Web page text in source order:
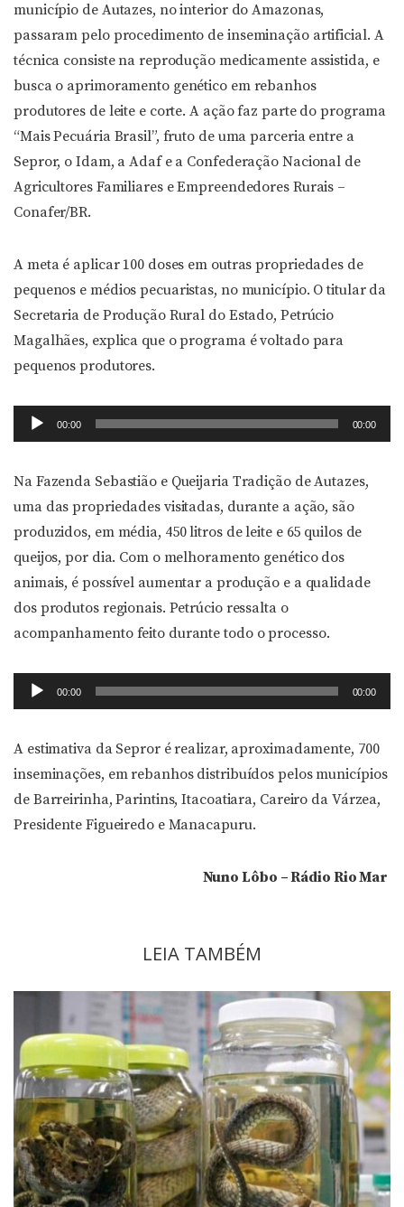
município de Autazes, no interior do Amazonas,
passaram pelo procedimento de inseminação artificial. A
técnica consiste na reprodução medicamente assistida, e
busca o aprimoramento genético em rebanhos
produtores de leite e corte. A ação faz parte do programa
“Mais Pecuária Brasil”, fruto de uma parceria entre a
Sepror, o Idam, a Adaf e a Confederação Nacional de
Agricultores Familiares e Empreendedores Rurais –
Conafer/BR.
A meta é aplicar 100 doses em outras propriedades de
pequenos e médios pecuaristas, no município. O titular da
Secretaria de Produção Rural do Estado, Petrúcio
Magalhães, explica que o programa é voltado para
pequenos produtores.
Tocador
de
00:00 00:00
Na Fazenda Sebastião e Queijaria Tradição de Autazes,
uma das propriedades visitadas, durante a ação, são
produzidos, em média, 450 litros de leite e 65 quilos de
queijos, por dia. Com o melhoramento genético dos
animais, é possível aumentar a produção e a qualidade
dos produtos regionais. Petrúcio ressalta o
acompanhamento feito durante todo o processo.
Tocador
de
00:00 00:00
A estimativa da Sepror é realizar, aproximadamente, 700
inseminações, em rebanhos distribuídos pelos municípios
de Barreirinha, Parintins, Itacoatiara, Careiro da Várzea,
Presidente Figueiredo e Manacapuru.
Nuno Lôbo – Rádio Rio Mar
LEIA TAMBÉM